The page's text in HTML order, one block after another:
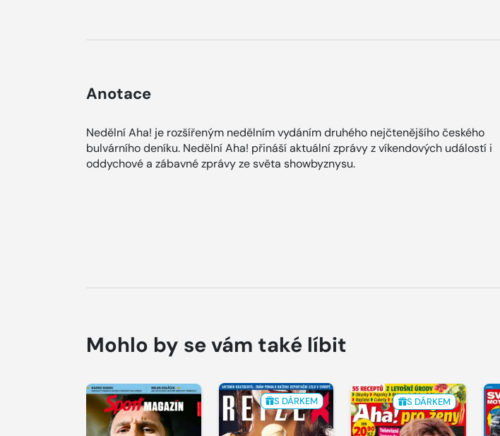
Anotace
Nedělní Aha! je rozšířeným nedělním vydáním druhého nejčtenějšího českého
bulvárního deníku. Nedělní Aha! přináší aktuální zprávy z víkendových událostí i
oddychové a zábavné zprávy ze světa showbyznysu.
Mohlo by se vám také líbit
S DÁRKEM S DÁRKEM